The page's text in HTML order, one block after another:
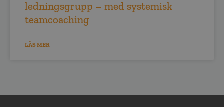
ledningsgrupp – med systemisk
teamcoaching
LÄS MER